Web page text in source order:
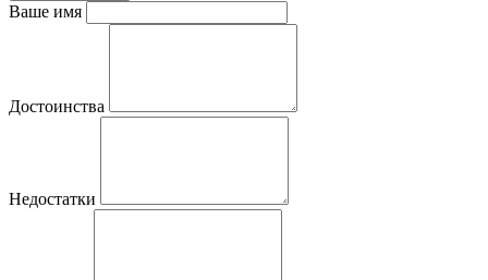
Ваше имя
Достоинства
Недостатки